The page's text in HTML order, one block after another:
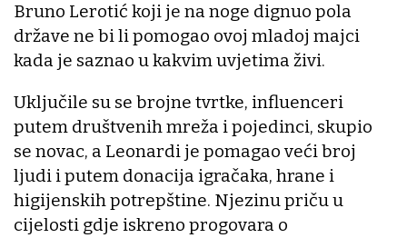
Bruno Lerotić koji je na noge dignuo pola
države ne bi li pomogao ovoj mladoj majci
kada je saznao u kakvim uvjetima živi.
Uključile su se brojne tvrtke, influenceri
putem društvenih mreža i pojedinci, skupio
se novac, a Leonardi je pomagao veći broj
ljudi i putem donacija igračaka, hrane i
higijenskih potrepštine. Njezinu priču u
cijelosti gdje iskreno progovara o